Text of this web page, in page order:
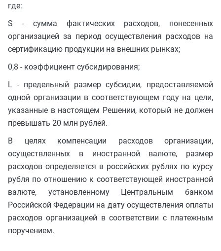
где:
S - сумма фактических расходов, понесенных
организацией за период осуществления расходов на
сертификацию продукции на внешних рынках;
0,8 - коэффициент субсидирования;
L - предельный размер субсидии, предоставляемой
одной организации в соответствующем году на цели,
указанные в настоящем Решении, который не должен
превышать 20 млн рублей.
В целях компенсации расходов организации,
осуществленных в иностранной валюте, размер
расходов определяется в российских рублях по курсу
рубля по отношению к соответствующей иностранной
валюте, установленному Центральным банком
Российской Федерации на дату осуществления оплаты
расходов организацией в соответствии с платежным
поручением.